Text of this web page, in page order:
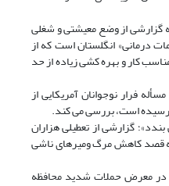
که گزارشی از وضع معیشتی و شغلی
درمانی» انگلستان است که از
کار و بهره کشی زیاده از حد
مسأله فرار نوجوانان آمریکایی از
رسیده است، بررسی می کند.
گزارشی از تعطیلی هزاران
کاهش مرگ ومیرهای ناشی
در معرض حملات شدید محافظه